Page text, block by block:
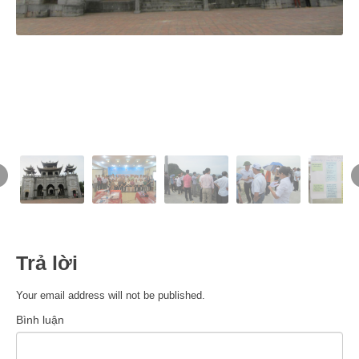
Trả lời
Your email address will not be published.
Bình luận